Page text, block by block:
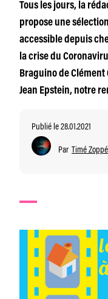
Tous les jours, la
propose une
accessible depuis
la crise du
Braguino de
Jean Epstein, notre
Publié le 28.01.2021
Par Timé Zoppé